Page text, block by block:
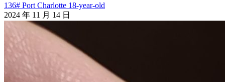
136# Port Charlotte 18-year-old
2024 年 11 月 14 日